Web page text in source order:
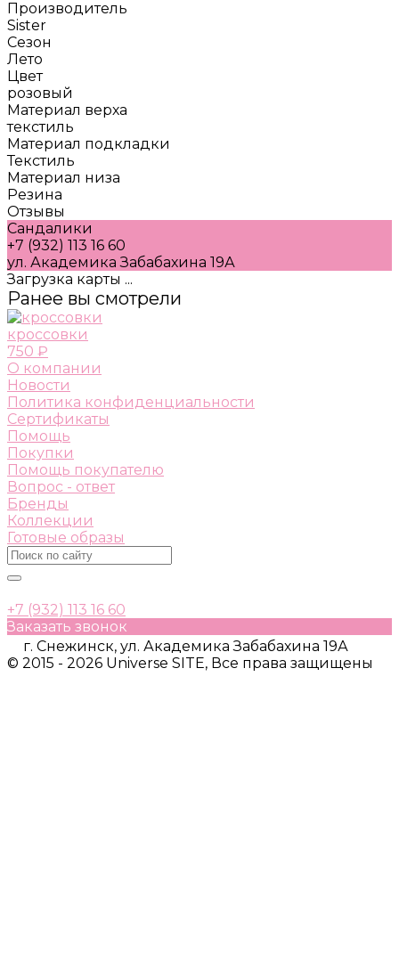
Производитель
Sister
Сезон
Лето
Цвет
розовый
Материал верха
текстиль
Материал подкладки
Текстиль
Материал низа
Резина
Отзывы
Сандалики
+7 (932) 113 16 60
ул. Академика Забабахина 19А
Загрузка карты ...
Ранее вы смотрели
кроссовки
750 ₽
О компании
Новости
Политика конфиденциальности
Сертификаты
Помощь
Покупки
Помощь покупателю
Вопрос - ответ
Бренды
Коллекции
Готовые образы
+7 (932) 113 16 60
Заказать звонок
г. Снежинск, ул. Академика Забабахина 19А
© 2015 - 2026 Universe SITE, Все права защищены